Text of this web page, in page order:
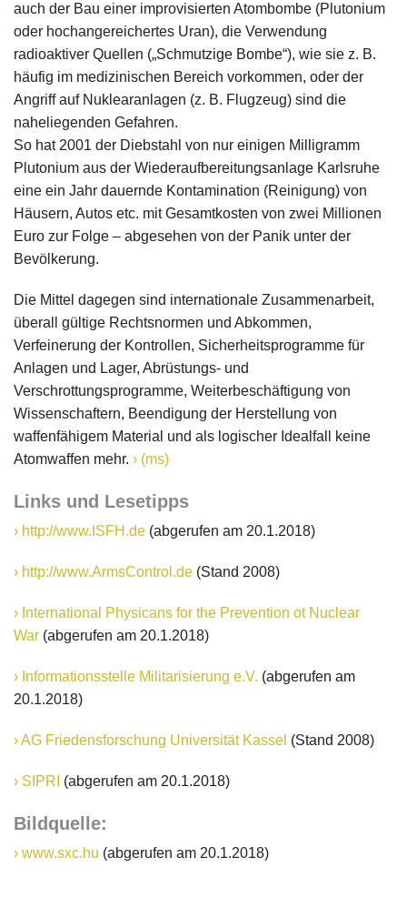
auch der Bau einer improvisierten Atombombe (Plutonium
oder hochangereichertes Uran), die Verwendung
radioaktiver Quellen („Schmutzige Bombe“), wie sie z. B.
häufig im medizinischen Bereich vorkommen, oder der
Angriff auf Nuklearanlagen (z. B. Flugzeug) sind die
naheliegenden Gefahren.
So hat 2001 der Diebstahl von nur einigen Milligramm
Plutonium aus der Wiederaufbereitungsanlage Karlsruhe
eine ein Jahr dauernde Kontamination (Reinigung) von
Häusern, Autos etc. mit Gesamtkosten von zwei Millionen
Euro zur Folge – abgesehen von der Panik unter der
Bevölkerung.
Die Mittel dagegen sind internationale Zusammenarbeit,
überall gültige Rechtsnormen und Abkommen,
Verfeinerung der Kontrollen, Sicherheitsprogramme für
Anlagen und Lager, Abrüstungs- und
Verschrottungsprogramme, Weiterbeschäftigung von
Wissenschaftern, Beendigung der Herstellung von
waffenfähigem Material und als logischer Idealfall keine
Atomwaffen mehr.
(ms)
Links und Lesetipps
http://www.ISFH.de (abgerufen am 20.1.2018)
http://www.ArmsControl.de (Stand 2008)
International Physicans for the Prevention ot Nuclear
War (abgerufen am 20.1.2018)
Informationsstelle Militarisierung e.V. (abgerufen am
20.1.2018)
AG Friedensforschung Universität Kassel (Stand 2008)
SIPRI (abgerufen am 20.1.2018)
Bildquelle:
www.sxc.hu (abgerufen am 20.1.2018)